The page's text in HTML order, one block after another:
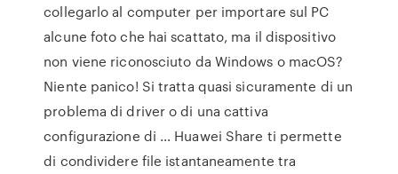
collegarlo al computer per importare sul PC
alcune foto che hai scattato, ma il dispositivo
non viene riconosciuto da Windows o macOS?
Niente panico! Si tratta quasi sicuramente di un
problema di driver o di una cattiva
configurazione di … Huawei Share ti permette
di condividere file istantaneamente tra